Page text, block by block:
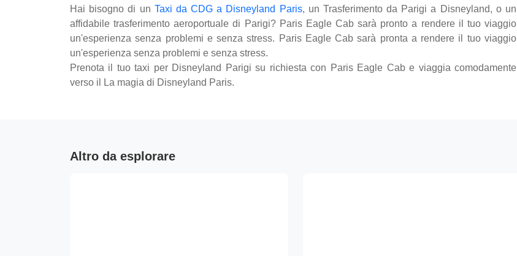
Hai bisogno di un Taxi da CDG a Disneyland Paris, un Trasferimento da Parigi a Disneyland, o un
affidabile trasferimento aeroportuale di Parigi? Paris Eagle Cab sarà pronto a rendere il tuo viaggio
un'esperienza senza problemi e senza stress. Paris Eagle Cab sarà pronta a rendere il tuo viaggio
un'esperienza senza problemi e senza stress.
Prenota il tuo taxi per Disneyland Parigi su richiesta con Paris Eagle Cab e viaggia comodamente
verso il La magia di Disneyland Paris.
Altro da esplorare